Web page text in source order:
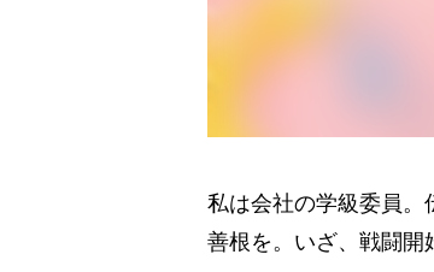
私は会社の学級委員。
善根を。いざ、戦闘開